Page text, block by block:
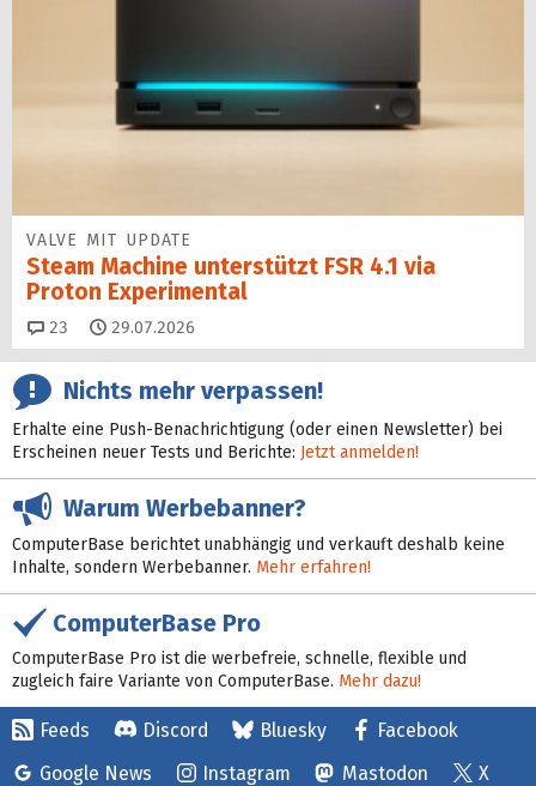
VALVE MIT UPDATE
Steam Machine unterstützt FSR 4.1 via
Proton Experimental
23 Kommentare
29.07.2026
Nichts mehr verpassen!
Erhalte eine Push-Benachrichtigung (oder einen Newsletter) bei
Erscheinen neuer Tests und Berichte: Jetzt anmelden!
Warum Werbebanner?
ComputerBase berichtet unabhängig und verkauft deshalb keine
Inhalte, sondern Werbebanner. Mehr erfahren!
ComputerBase Pro
ComputerBase Pro ist die werbefreie, schnelle, flexible und
zugleich faire Variante von ComputerBase. Mehr dazu!
Feeds Discord Bluesky
Facebook
Google News
Instagram Mastodon X